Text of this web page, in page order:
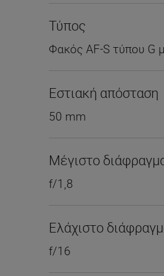
Τύπος
Φακός AF-S τύπου G
Εστιακή απόσταση
50 mm
Μέγιστο
f/1,8
Ελάχιστο
f/16